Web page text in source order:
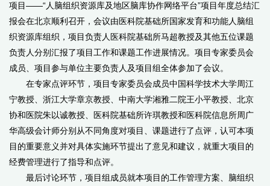
项目——“人脑组织资源库及地区脑库协作网络平台”项目年度总结汇
报会在北京顺利召开，会议由医科院基础所国家发育和功能人脑组
织资源库组织，项目负责人医科院基础所马超教授及其他五位课题
负责人分别汇报了项目工作和课题工作进展情况。项目专家委员会
成员、项目参与单位主要负责人及项目组全体参加了会议。
在专家点评环节，项目专家委员会成员中国科学技术大学周江
宁教授、浙江大学章京教授、中南大学湘雅二院王小平教授、北京
协和医院朱以诚教授、医科院基础所许琪教授和医科院信息所周广
华高级会计师分别从不同角度对项目、课题进行了点评，认可本项
目的重要意义并对具体实施环节提出了意见和建议，就重大项目的
经费管理进行了指导和点评。
最后讨论环节，项目组成员就本项目的工作管理方案、脑组织